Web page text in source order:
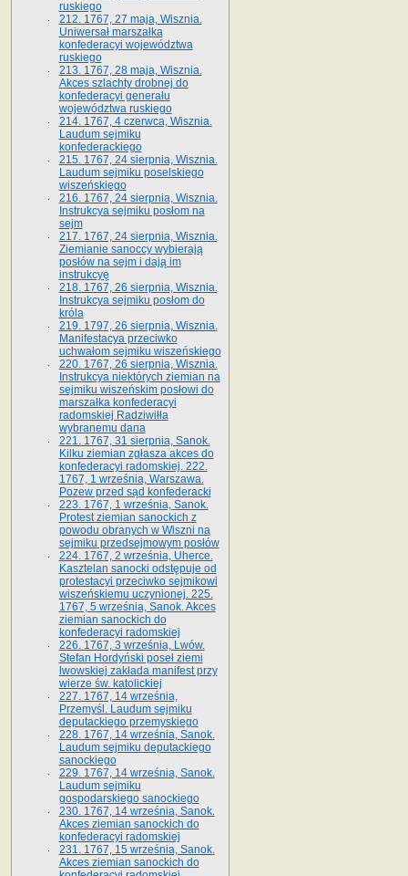
ruskiego
212. 1767, 27 maja, Wisznia.
Uniwersał marszałka
konfederacyi województwa
ruskiego
213. 1767, 28 maja, Wisznia.
Akces szlachty drobnej do
konfederacyi generału
województwa ruskiego
214. 1767, 4 czerwca, Wisznia.
Laudum sejmiku
konfederackiego
215. 1767, 24 sierpnia, Wisznia.
Laudum sejmiku poselskiego
wiszeńskiego
216. 1767, 24 sierpnia, Wisznia.
Instrukcya sejmiku posłom na
sejm
217. 1767, 24 sierpnia, Wisznia.
Ziemianie sanoccy wybierają
posłów na sejm i dają im
instrukcyę
218. 1767, 26 sierpnia, Wisznia.
Instrukcya sejmiku posłom do
króla
219. 1797, 26 sierpnia, Wisznia.
Manifestacya przeciwko
uchwałom sejmiku wiszeńskiego
220. 1767, 26 sierpnia, Wisznia.
Instrukcya niektórych ziemian na
sejmiku wiszeńskim posłowi do
marszałka konfe­deracyi
radomskiej Radziwiłła
wybranemu dana
221. 1767, 31 sierpnia, Sanok.
Kilku ziemian zgłasza akces do
konfederacyi radomskiej. 222.
1767, 1 września, Warszawa.
Pozew przed sąd konfederacki
223. 1767, 1 września, Sanok.
Protest ziemian sanockich z
powodu obranych w Wiszni na
sejmiku przedsejmo­wym posłów
224. 1767, 2 września, Uherce.
Kasztelan sanocki odstępuje od
protestacyi przeciwko sejmikowi
wiszeńskiemu uczynionej. 225.
1767, 5 września, Sanok. Akces
ziemian sanockich do
konfederacyi radomskiej
226. 1767, 3 września, Lwów.
Stefan Hordyński poseł ziemi
lwowskiej zakłada manifest przy
wierze św. ka­tolickiej
227. 1767, 14 września,
Przemyśl. Laudum sejmiku
deputackiego przemyskiego
228. 1767, 14 września, Sanok.
Laudum sejmiku deputackiego
sanockiego
229. 1767, 14 września, Sanok.
Laudum sejmiku
gospodarskiego sanockiego
230. 1767, 14 września, Sanok.
Akces ziemian sanockich do
konfederacyi radomskiej
231. 1767, 15 września, Sanok.
Akces ziemian sanockich do